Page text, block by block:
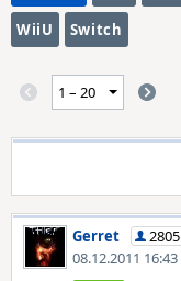
WiiU Switch
Gerret
2805
08.12.2011 16:43